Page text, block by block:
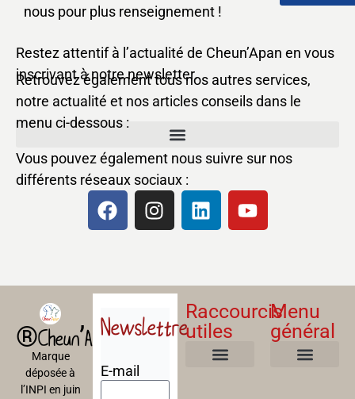
nous pour plus renseignement !
Restez attentif à l’actualité de Cheun’Apan en vous
inscrivant à notre newsletter.
Retrouvez également tous nos autres services,
notre actualité et nos articles conseils dans le
menu ci-dessous :
Vous pouvez également nous suivre sur nos
différents réseaux sociaux :
®Cheun’Apan
Marque
déposée à
l’INPI en juin
Newslettre
E-mail
Raccourcis
utiles
Menu
général